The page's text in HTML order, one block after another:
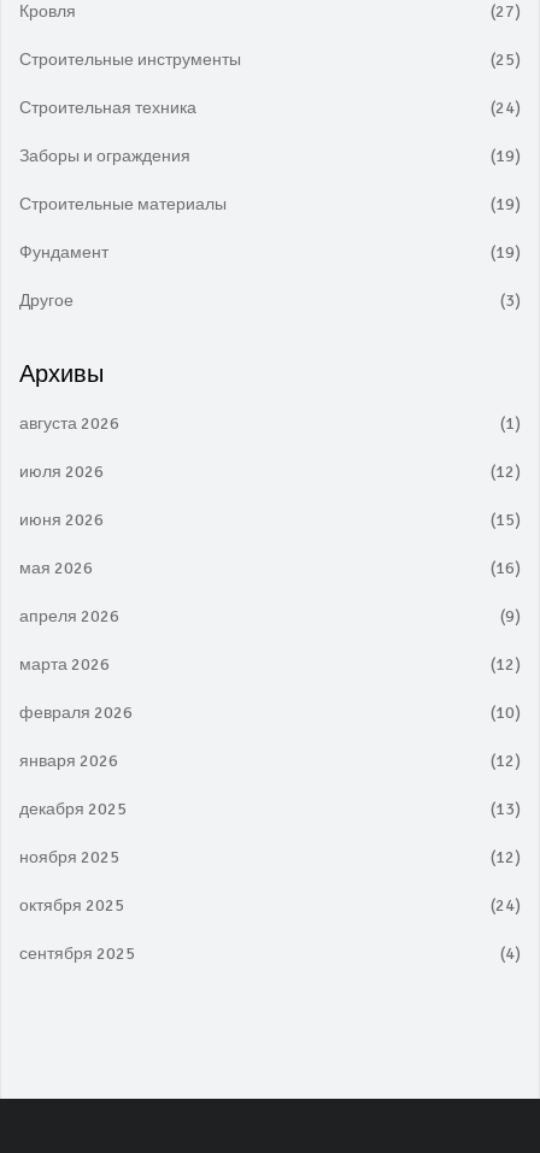
Кровля (27)
Строительные инструменты (25)
Строительная техника (24)
Заборы и ограждения (19)
Строительные материалы (19)
Фундамент (19)
Другое (3)
Архивы
августа 2026 (1)
июля 2026 (12)
июня 2026 (15)
мая 2026 (16)
апреля 2026 (9)
марта 2026 (12)
февраля 2026 (10)
января 2026 (12)
декабря 2025 (13)
ноября 2025 (12)
октября 2025 (24)
сентября 2025 (4)